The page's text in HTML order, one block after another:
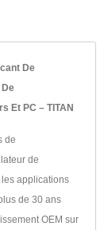
De
Et PC – TITAN
de
de
applications
de 30 ans
OEM sur